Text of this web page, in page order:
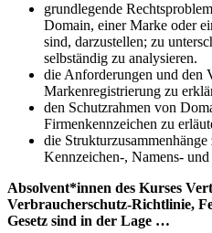
grundlegende
Domain, einer Marke oder
sind, darzustellen; zu
selbständig zu analysieren.
die Anforderungen und den
Markenregistrierung zu
den Schutzrahmen von
Firmenkennzeichen zu
die
Kennzeichen-, Namens-
Absolvent*innen des Kurses
Verbraucherschutz-Richtlinie,
Gesetz sind in der Lage …